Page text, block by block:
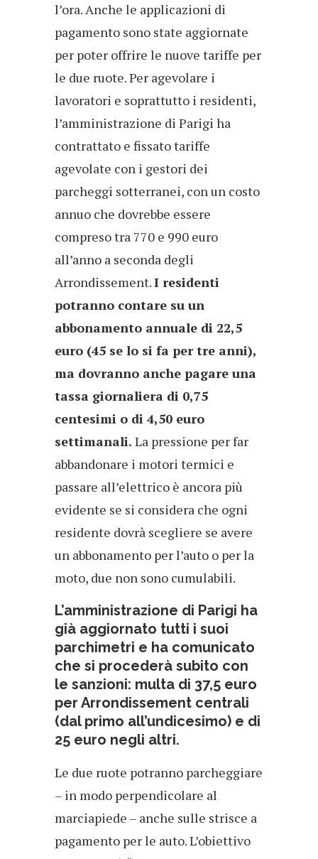
l’ora. Anche le applicazioni di
pagamento sono state aggiornate
per poter offrire le nuove tariffe per
le due ruote. Per agevolare i
lavoratori e soprattutto i residenti,
l’amministrazione di Parigi ha
contrattato e fissato tariffe
agevolate con i gestori dei
parcheggi sotterranei, con un costo
annuo che dovrebbe essere
compreso tra 770 e 990 euro
all’anno a seconda degli
Arrondissement.I residenti
potranno contare su un
abbonamento annuale di 22,5
euro (45 se lo si fa per tre anni),
ma dovranno anche pagare una
tassa giornaliera di 0,75
centesimi o di 4,50 euro
settimanali. La pressione per far
abbandonare i motori termici e
passare all’elettrico è ancora più
evidente se si considera che ogni
residente dovrà scegliere se avere
un abbonamento per l’auto o per la
moto, due non sono cumulabili.
L’amministrazione di Parigi ha
già aggiornato tutti i suoi
parchimetri e ha comunicato
che si procederà subito con
le sanzioni: multa di 37,5 euro
per Arrondissement centrali
(dal primo all’undicesimo) e di
25 euro negli altri.
Le due ruote potranno parcheggiare
– in modo perpendicolare al
marciapiede – anche sulle strisce a
pagamento per le auto. L’obiettivo